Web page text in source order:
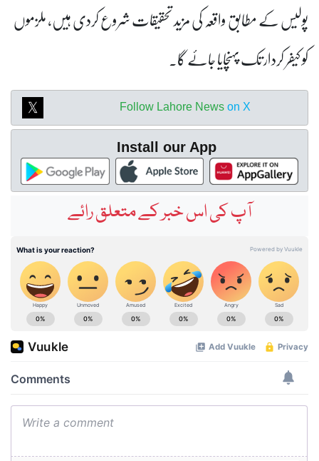
پولیس کے مطابق واقعہ کی مزید تحقیقات شروع کردی ہیں، ملزموں
کو کیفر کردار تک پہنچایا جائے گا۔
Follow Lahore News on X
Install our App
آپ کی اس خبر کے متعلق رائے